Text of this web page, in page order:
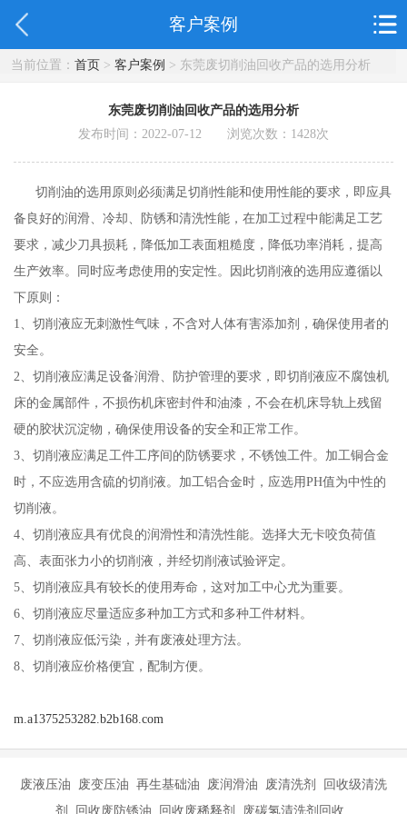
客户案例
当前位置： 首页> 客户案例 > 东莞废切削油回收产品的选用分析
东莞废切削油回收产品的选用分析
发布时间：2022-07-12 浏览次数： 1428次
切削油的选用原则必须满足切削性能和使用性能的要求，即应具
备良好的润滑、冷却、防锈和清洗性能，在加工过程中能满足工艺
要求，减少刀具损耗，降低加工表面粗糙度，降低功率消耗，提高
生产效率。同时应考虑使用的安定性。因此切削液的选用应遵循以
下原则：
1、切削液应无刺激性气味，不含对人体有害添加剂，确保使用者的
安全。
2、切削液应满足设备润滑、防护管理的要求，即切削液应不腐蚀机
床的金属部件，不损伤机床密封件和油漆，不会在机床导轨上残留
硬的胶状沉淀物，确保使用设备的安全和正常工作。
3、切削液应满足工件工序间的防锈要求，不锈蚀工件。加工铜合金
时，不应选用含硫的切削液。加工铝合金时，应选用PH值为中性的
切削液。
4、切削液应具有优良的润滑性和清洗性能。选择大无卡咬负荷值
高、表面张力小的切削液，并经切削液试验评定。
5、切削液应具有较长的使用寿命，这对加工中心尤为重要。
6、切削液应尽量适应多种加工方式和多种工件材料。
7、切削液应低污染，并有废液处理方法。
8、切削液应价格便宜，配制方便。
m.a1375253282.b2b168.com
废液压油 废变压油 再生基础油 废润滑油 废清洗剂 回收级清洗
剂 回收废防锈油 回收废稀释剂 废碳氢清洗剂回收